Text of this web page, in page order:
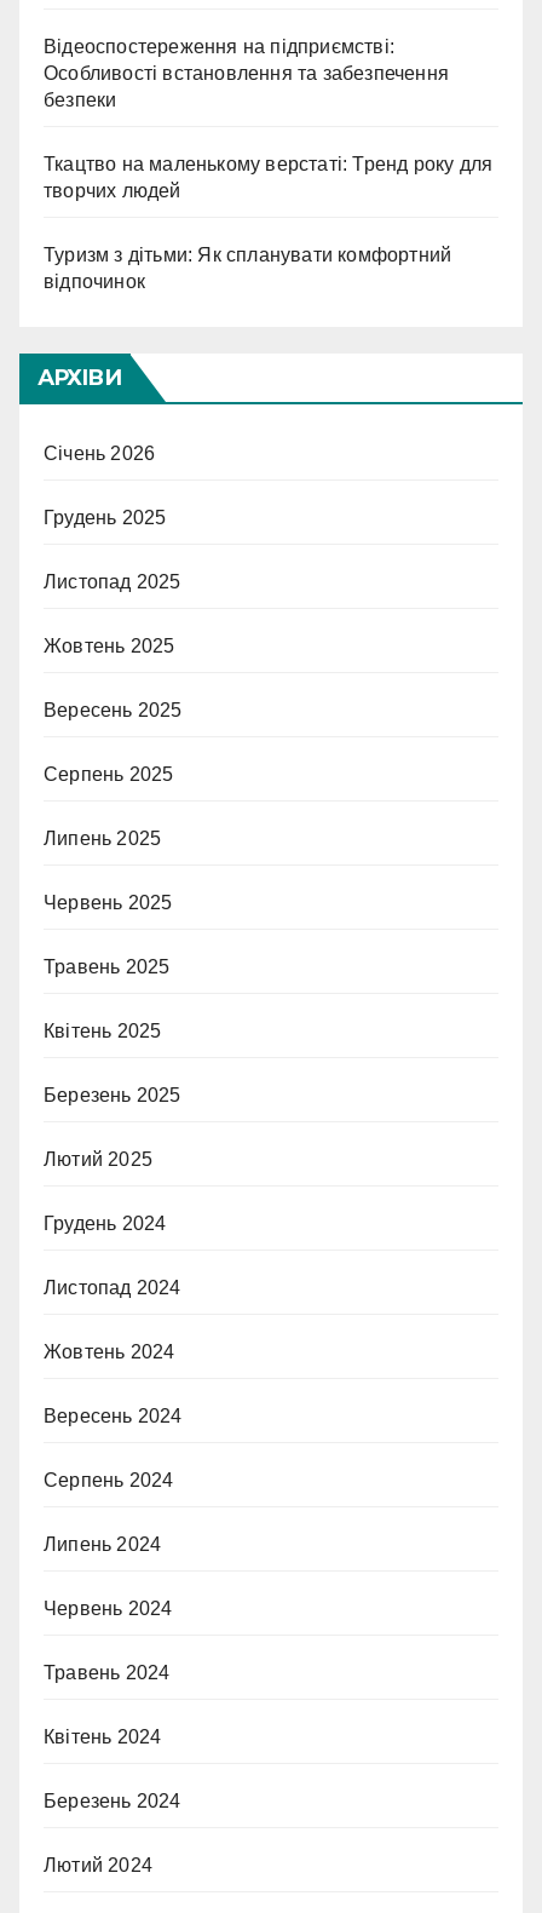
Відеоспостереження на підприємстві:
Особливості встановлення та забезпечення
безпеки
Ткацтво на маленькому верстаті: Тренд року для
творчих людей
Туризм з дітьми: Як спланувати комфортний
відпочинок
АРХІВИ
Січень 2026
Грудень 2025
Листопад 2025
Жовтень 2025
Вересень 2025
Серпень 2025
Липень 2025
Червень 2025
Травень 2025
Квітень 2025
Березень 2025
Лютий 2025
Грудень 2024
Листопад 2024
Жовтень 2024
Вересень 2024
Серпень 2024
Липень 2024
Червень 2024
Травень 2024
Квітень 2024
Березень 2024
Лютий 2024